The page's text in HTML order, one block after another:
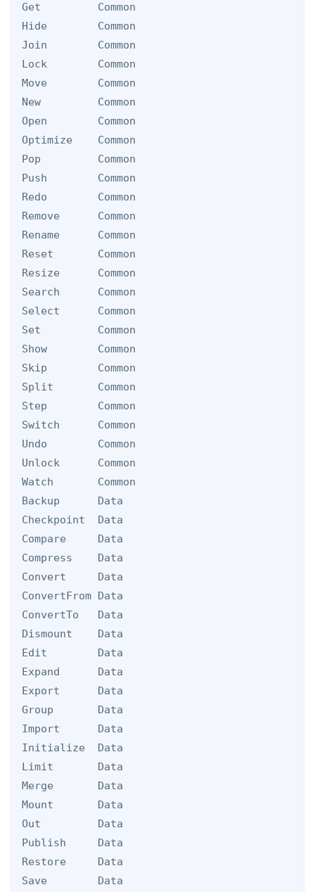
Get         Common
Hide        Common
Join        Common
Lock        Common
Move        Common
New         Common
Open        Common
Optimize    Common
Pop         Common
Push        Common
Redo        Common
Remove      Common
Rename      Common
Reset       Common
Resize      Common
Search      Common
Select      Common
Set         Common
Show        Common
Skip        Common
Split       Common
Step        Common
Switch      Common
Undo        Common
Unlock      Common
Watch       Common
Backup      Data
Checkpoint  Data
Compare     Data
Compress    Data
Convert     Data
ConvertFrom Data
ConvertTo   Data
Dismount    Data
Edit        Data
Expand      Data
Export      Data
Group       Data
Import      Data
Initialize  Data
Limit       Data
Merge       Data
Mount       Data
Out         Data
Publish     Data
Restore     Data
Save        Data